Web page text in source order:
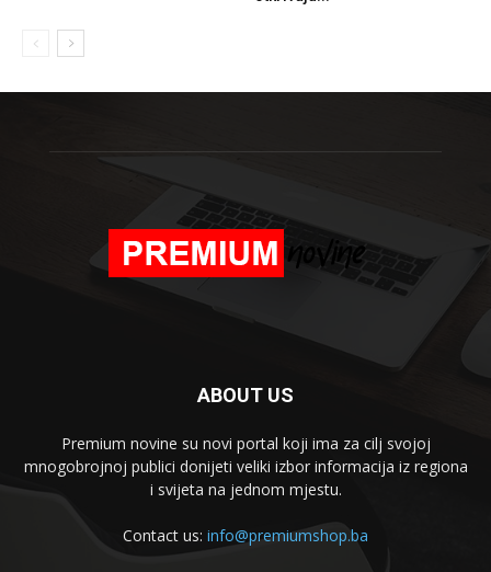
ABOUT US
Premium novine su novi portal koji ima za cilj svojoj
mnogobrojnoj publici donijeti veliki izbor informacija iz regiona
i svijeta na jednom mjestu.
Contact us: info@premiumshop.ba